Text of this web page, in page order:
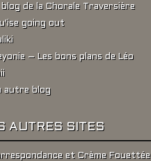
blog de la Chorale Traversière
going out
– Les bons plans de Léo
autre blog
AUTRES SITES
et Crème Fouettée